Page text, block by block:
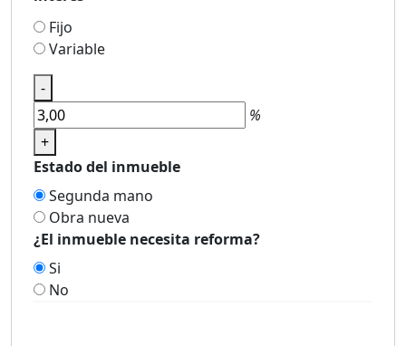
Fijo
Variable
-
%
+
Estado del inmueble
Segunda mano
Obra nueva
¿El inmueble necesita reforma?
Si
No